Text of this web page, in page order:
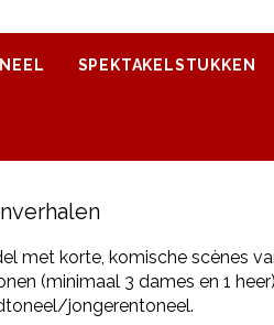
SPEKTAKELSTUKKEN
met korte, komische scènes
(minimaal 3 dames en 1
jongerentoneel.